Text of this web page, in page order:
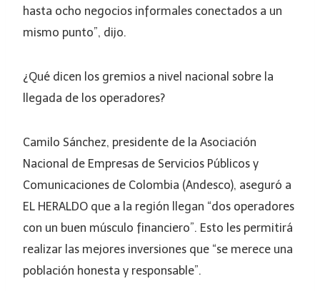
hasta ocho negocios informales conectados a un
mismo punto”, dijo.
¿Qué dicen los gremios a nivel nacional sobre la
llegada de los operadores?
Camilo Sánchez, presidente de la Asociación
Nacional de Empresas de Servicios Públicos y
Comunicaciones de Colombia (Andesco), aseguró a
EL HERALDO que a la región llegan “dos operadores
con un buen músculo financiero”. Esto les permitirá
realizar las mejores inversiones que “se merece una
población honesta y responsable”.